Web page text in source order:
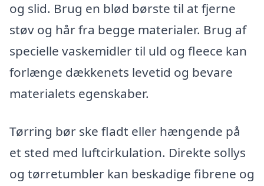
og slid. Brug en blød børste til at fjerne
støv og hår fra begge materialer. Brug af
specielle vaskemidler til uld og fleece kan
forlænge dækkenets levetid og bevare
materialets egenskaber.
Tørring bør ske fladt eller hængende på
et sted med luftcirkulation. Direkte sollys
og tørretumbler kan beskadige fibrene og